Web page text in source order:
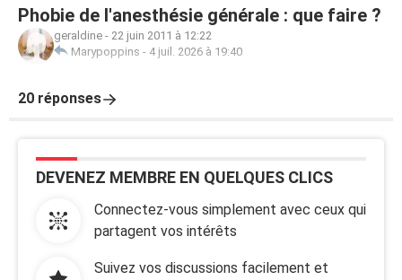
Phobie de l'anesthésie générale : que faire ?
geraldine - 22 juin 2011 à 12:22
Marypoppins - 4 juil. 2026 à 19:40
20 réponses
DEVENEZ MEMBRE EN QUELQUES CLICS
Connectez-vous simplement avec ceux qui
partagent vos intérêts
Suivez vos discussions facilement et